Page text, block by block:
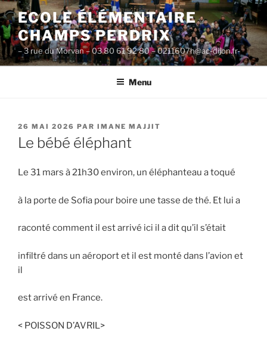
Aller
au
contenu
principal
ECOLE ÉLÉMENTAIRE
CHAMPS PERDRIX
– 3 rue du Morvan – 03 80 61 92 80 – 0211607h@ac-dijon.fr-
Menu
PUBLIÉ
LE
26 MAI 2026 PAR IMANE MAJJIT
Le bébé éléphant
Le 31 mars à 21h30 environ, un éléphanteau a toqué
à la porte de Sofia pour boire une tasse de thé. Et lui a
raconté comment il est arrivé ici il a dit qu’il s’était
infiltré dans un aéroport et il est monté dans l’avion et
il
est arrivé en France.
< POISSON D’AVRIL>